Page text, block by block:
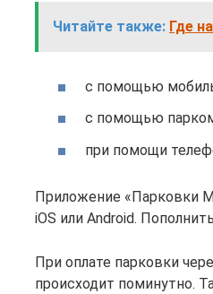
Читайте также: Где
с помощью
с помощью
при помощи
Приложение «Парковки
iOS или Android.
При оплате парковки
происходит поминутно.